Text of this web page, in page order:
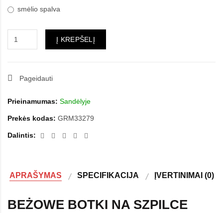
smėlio spalva
Į KREPŠELĮ
Pageidauti
Prieinamumas: Sandėlyje
Prekės kodas: GRM33279
Dalintis:
APRAŠYMAS SPECIFIKACIJA ĮVERTINIMAI (0)
BEŻOWE BOTKI NA SZPILCE